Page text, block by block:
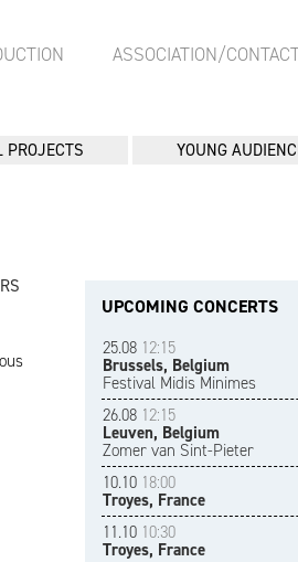
ASSOCIATION/
PROJECTS YOUNG
UPCOMING CONCERTS
25.08 12:15
Brussels, Belgium
Festival Midis Minimes
26.08 12:15
Leuven, Belgium
Zomer van Sint-Pieter
10.10 18:00
Troyes, France
11.10 10:30
Troyes, France